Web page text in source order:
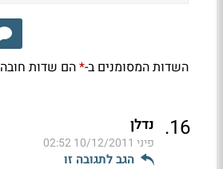
השדות המסומנים ב-*הם שדות חובה
16
. נדלן
פיני 10/12/2011 02:52
הגב לתגובה זו